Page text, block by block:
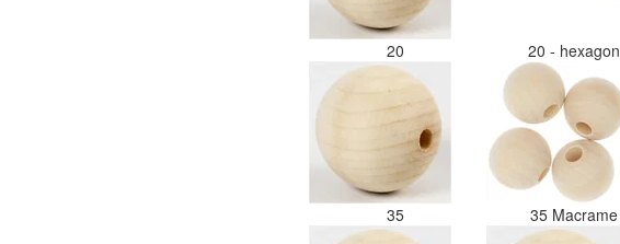
20 20 - hexagon
35 35 Macrame